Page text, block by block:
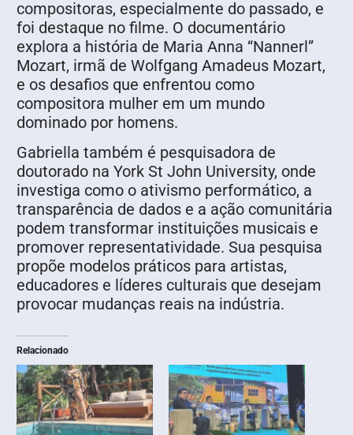
compositoras, especialmente do passado, e
foi destaque no filme. O documentário
explora a história de Maria Anna “Nannerl”
Mozart, irmã de Wolfgang Amadeus Mozart,
e os desafios que enfrentou como
compositora mulher em um mundo
dominado por homens.
Gabriella também é pesquisadora de
doutorado na York St John University, onde
investiga como o ativismo performático, a
transparência de dados e a ação comunitária
podem transformar instituições musicais e
promover representatividade. Sua pesquisa
propõe modelos práticos para artistas,
educadores e líderes culturais que desejam
provocar mudanças reais na indústria.
Relacionado